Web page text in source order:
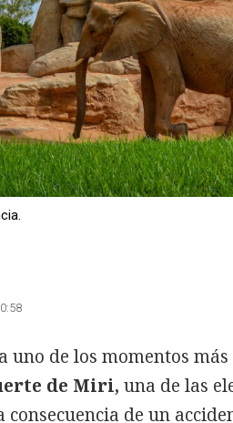
uno de los momentos
de Miri, una de las
de un